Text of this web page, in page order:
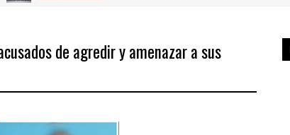
de agredir y amenazar a sus